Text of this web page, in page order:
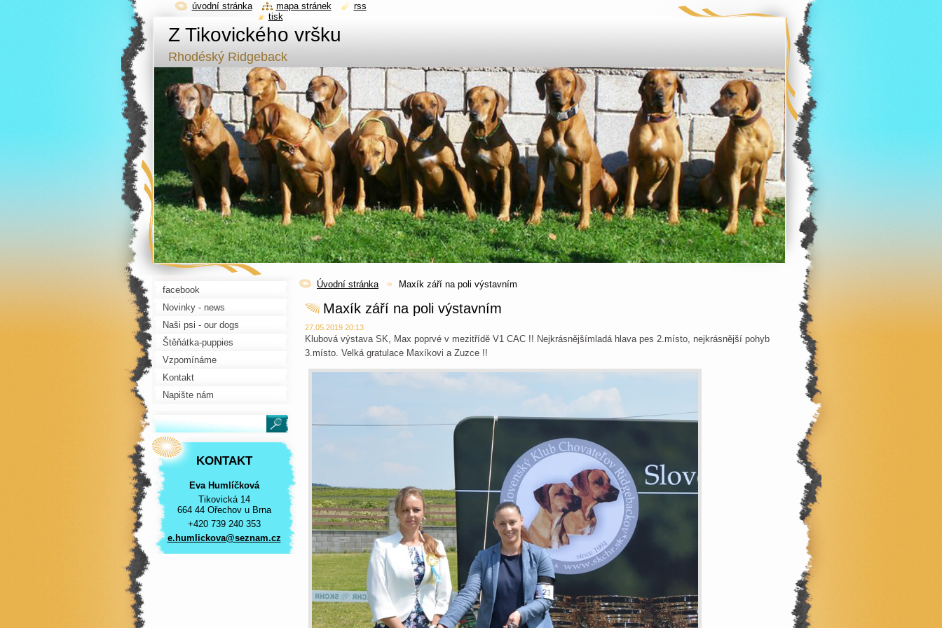
Z Tikovického vršku
Rhodéský Ridgeback
Úvodní stránka Maxík září na poli výstavním
Maxík září na poli výstavním
27.05.2019 20:13
Klubová výstava SK, Max poprvé v mezitřídě V1 CAC !! Nejkrásnějšímladá hlava pes 2.místo, nejkrásnější pohyb
3.místo. Velká gratulace Maxíkovi a Zuzce !!
facebook
Novinky - news
Naši psi - our dogs
Štěňátka-puppies
Vzpomínáme
Kontakt
Napište nám
KONTAKT
Eva Humlíčková
Tikovická 14
664 44 Ořechov u Brna
+420 739 240 353
e.humlickova@seznam.cz
úvodní stránka mapa stránek
rss
tisk